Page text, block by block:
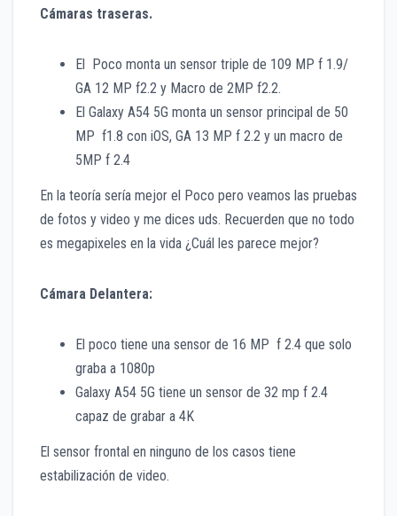
Cámaras traseras.
El Poco monta un sensor triple de 109 MP f 1.9/
GA 12 MP f2.2 y Macro de 2MP f2.2.
El Galaxy A54 5G monta un sensor principal de 50
MP f1.8 con iOS, GA 13 MP f 2.2 y un macro de
5MP f 2.4
En la teoría sería mejor el Poco pero veamos las pruebas
de fotos y video y me dices uds. Recuerden que no todo
es megapixeles en la vida ¿Cuál les parece mejor?
Cámara Delantera:
El poco tiene una sensor de 16 MP f 2.4 que solo
graba a 1080p
Galaxy A54 5G tiene un sensor de 32 mp f 2.4
capaz de grabar a 4K
El sensor frontal en ninguno de los casos tiene
estabilización de video.